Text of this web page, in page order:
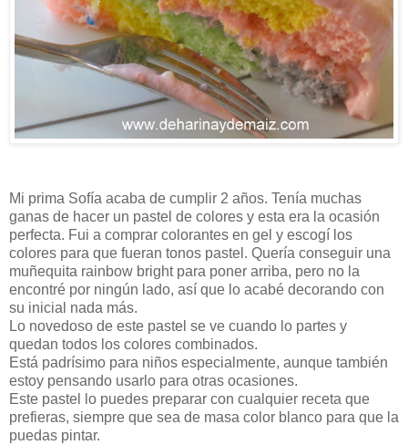
Mi prima Sofía acaba de cumplir 2 años. Tenía muchas
ganas de hacer un pastel de colores y esta era la ocasión
perfecta. Fui a comprar colorantes en gel y escogí los
colores para que fueran tonos pastel. Quería conseguir una
muñequita rainbow bright para poner arriba, pero no la
encontré por ningún lado, así que lo acabé decorando con
su inicial nada más.
Lo novedoso de este pastel se ve cuando lo partes y
quedan todos los colores combinados.
Está padrísimo para niños especialmente, aunque también
estoy pensando usarlo para otras ocasiones.
Este pastel lo puedes preparar con cualquier receta que
prefieras, siempre que sea de masa color blanco para que la
puedas pintar.